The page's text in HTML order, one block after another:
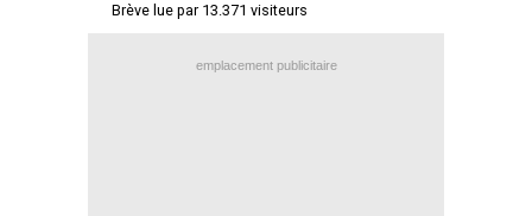
Brève lue par 13.371 visiteurs
emplacement publicitaire